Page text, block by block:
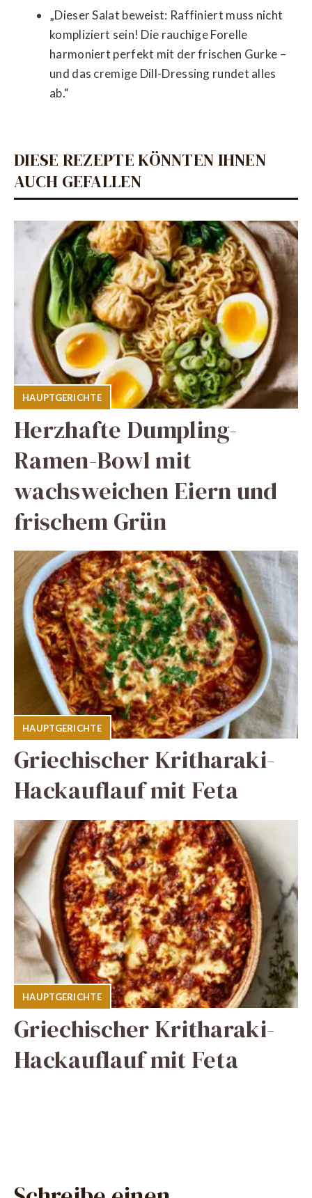
„Dieser Salat beweist: Raffiniert muss nicht
kompliziert sein! Die rauchige Forelle
harmoniert perfekt mit der frischen Gurke –
und das cremige Dill-Dressing rundet alles
ab.“
DIESE REZEPTE KÖNNTEN IHNEN
AUCH GEFALLEN
HAUPTGERICHTE
Herzhafte Dumpling-
Ramen-Bowl mit
wachsweichen Eiern und
frischem Grün
HAUPTGERICHTE
Griechischer Kritharaki-
Hackauflauf mit Feta
HAUPTGERICHTE
Griechischer Kritharaki-
Hackauflauf mit Feta